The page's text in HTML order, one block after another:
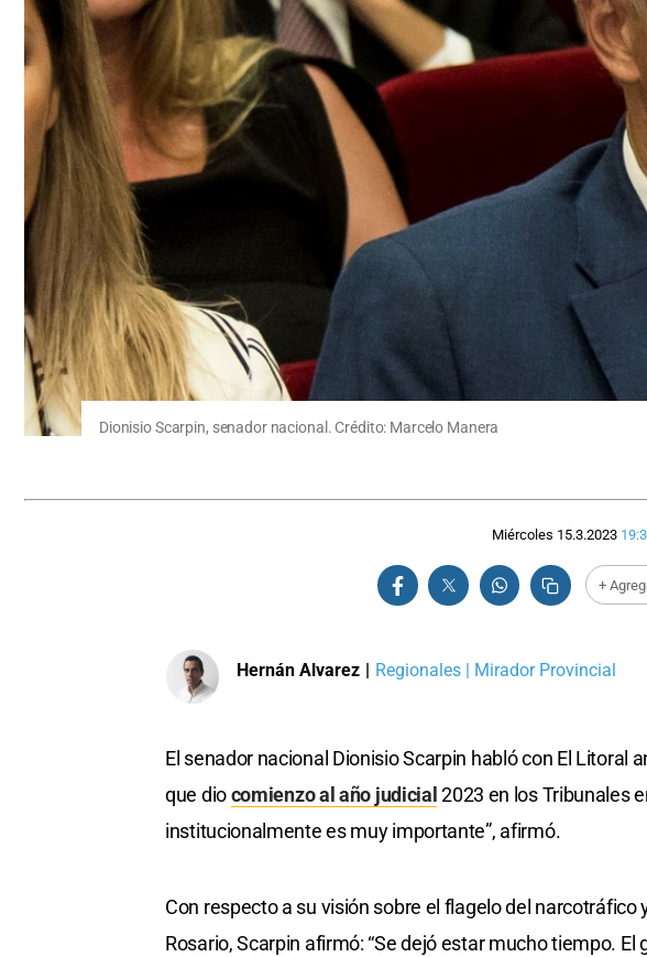
Dionisio Scarpin, senador nacional. Crédito: Marcelo Manera
Miércoles 15.3.2023
+
Hernán Alvarez | Regionales | Mirador Provincial
El senador nacional Dionisio Scarpin habló con El Litoral
que diocomienzo al año judicial 2023 en los Tribunales
institucionalmente es muy importante”, afirmó.
Con respecto a su visión sobre el flagelo del
Rosario, Scarpin afirmó: “Se dejó estar mucho tiempo.